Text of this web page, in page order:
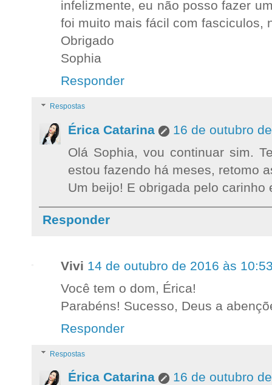
infelizmente, eu não posso fazer
foi muito mais fácil com fasciculos,
Obrigado
Sophia
Responder
Respostas
Érica Catarina
16 de outubro
Olá Sophia, vou continuar sim.
estou fazendo há meses, retomo
Um beijo! E obrigada pelo
Responder
Vivi 14 de outubro de 2016 às
Você tem o dom, Érica!
Parabéns! Sucesso, Deus a
Responder
Respostas
Érica Catarina
16 de outubro